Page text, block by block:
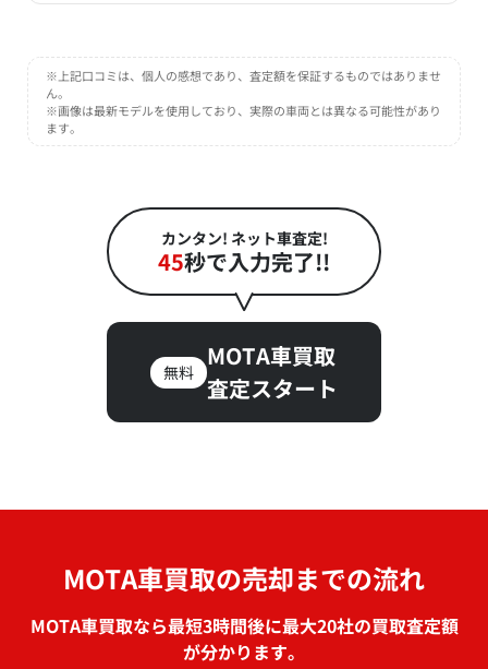
※上記口コミは、個人の感想であり、査定額を保証するものではありませ
ん。
※画像は最新モデルを使用しており、実際の車両とは異なる可能性があり
ます。
カンタン! ネット車査定!
45秒で入力完了!!
無料
MOTA車買取
査定スタート
MOTA車買取の売却までの流れ
MOTA車買取なら最短3時間後に最大20社の買取査定額
が分かります。